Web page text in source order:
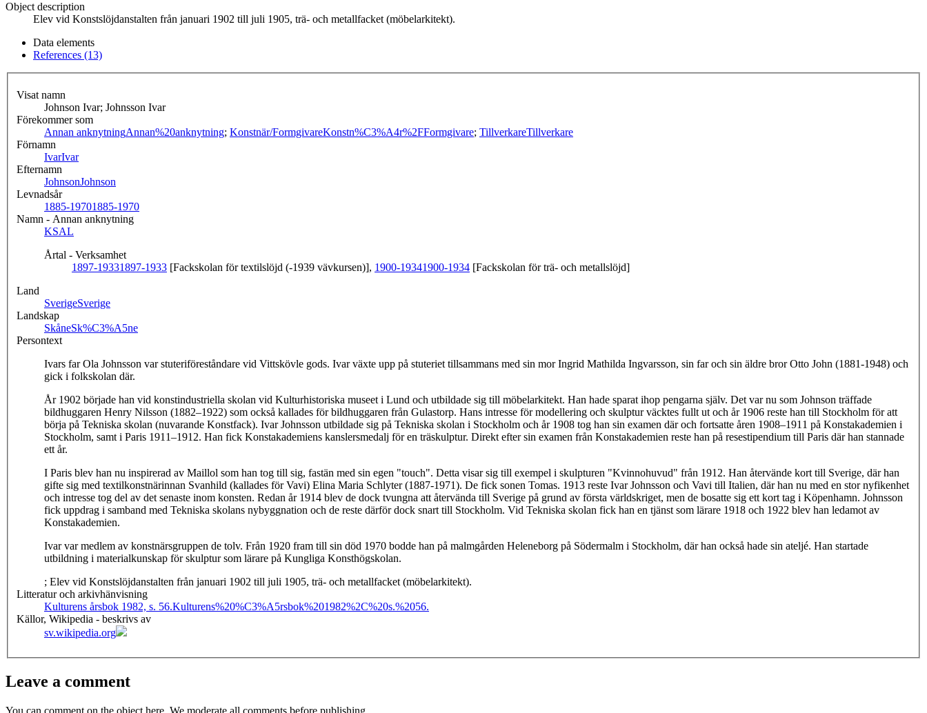
Object description
Elev vid Konstslöjdanstalten från januari 1902 till juli 1905, trä- och metallfacket (möbelarkitekt).
Data elements
References (13)
Visat namn
Johnson Ivar; Johnsson Ivar
Förekommer som
Annan anknytningAnnan%20anknytning; Konstnär/FormgivareKonstn%C3%A4r%2FFormgivare; TillverkareTillverkare
Förnamn
IvarIvar
Efternamn
JohnsonJohnson
Levnadsår
1885-19701885-1970
Namn - Annan anknytning
KSAL
Årtal - Verksamhet
1897-19331897-1933 [Fackskolan för textilslöjd (-1939 vävkursen)], 1900-19341900-1934 [Fackskolan för trä- och metallslöjd]
Land
SverigeSverige
Landskap
SkåneSk%C3%A5ne
Persontext
Ivars far Ola Johnsson var stuteriföreståndare vid Vittskövle gods. Ivar växte upp på stuteriet tillsammans med sin mor Ingrid Mathilda Ingvarsson, sin far och sin äldre bror Otto John (1881-1948) och
gick i folkskolan där.
År 1902 började han vid konstindustriella skolan vid Kulturhistoriska museet i Lund och utbildade sig till möbelarkitekt. Han hade sparat ihop pengarna själv. Det var nu som Johnson träffade
bildhuggaren Henry Nilsson (1882–1922) som också kallades för bildhuggaren från Gulastorp. Hans intresse för modellering och skulptur väcktes fullt ut och år 1906 reste han till Stockholm för att
börja på Tekniska skolan (nuvarande Konstfack). Ivar Johnsson utbildade sig på Tekniska skolan i Stockholm och år 1908 tog han sin examen där och fortsatte åren 1908–1911 på Konstakademien i
Stockholm, samt i Paris 1911–1912. Han fick Konstakademiens kanslersmedalj för en träskulptur. Direkt efter sin examen från Konstakademien reste han på resestipendium till Paris där han stannade
ett år.
I Paris blev han nu inspirerad av Maillol som han tog till sig, fastän med sin egen "touch". Detta visar sig till exempel i skulpturen "Kvinnohuvud" från 1912. Han återvände kort till Sverige, där han
gifte sig med textilkonstnärinnan Svanhild (kallades för Vavi) Elina Maria Schlyter (1887-1971). De fick sonen Tomas. 1913 reste Ivar Johnsson och Vavi till Italien, där han nu med en stor nyfikenhet
och intresse tog del av det senaste inom konsten. Redan år 1914 blev de dock tvungna att återvända till Sverige på grund av första världskriget, men de bosatte sig ett kort tag i Köpenhamn. Johnsson
fick uppdrag i samband med Tekniska skolans nybyggnation och de reste därför dock snart till Stockholm. Vid Tekniska skolan fick han en tjänst som lärare 1918 och 1922 blev han ledamot av
Konstakademien.
Ivar var medlem av konstnärsgruppen de tolv. Från 1920 fram till sin död 1970 bodde han på malmgården Heleneborg på Södermalm i Stockholm, där han också hade sin ateljé. Han startade
utbildning i materialkunskap för skulptur som lärare på Kungliga Konsthögskolan.
; Elev vid Konstslöjdanstalten från januari 1902 till juli 1905, trä- och metallfacket (möbelarkitekt).
Litteratur och arkivhänvisning
Kulturens årsbok 1982, s. 56.Kulturens%20%C3%A5rsbok%201982%2C%20s.%2056.
Källor, Wikipedia - beskrivs av
sv.wikipedia.org
Leave a comment
You can comment on the object here. We moderate all comments before publishing.